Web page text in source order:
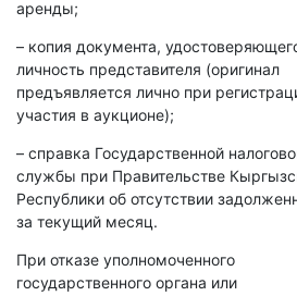
аренды;
– копия документа,
личность представителя (оригинал
предъявляется лично при
участия в аукционе);
– справка Государственной
службы при Правительстве
Республики об отсутствии
за текущий месяц.
При отказе уполномоченного
государственного органа или